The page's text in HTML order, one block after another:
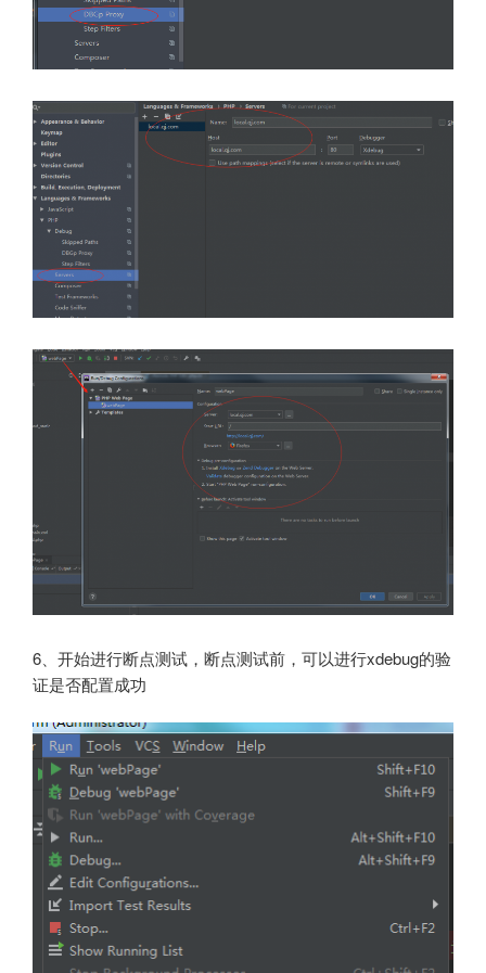
6、开始进行断点测试，断点测试前，可以进行xdebug的验
证是否配置成功